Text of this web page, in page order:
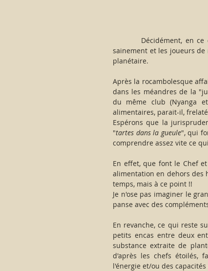
sainement et les joueurs de
planétaire.
Après la rocambolesque
dans les méandres de la
du même club (Nyanga
alimentaires, parait-il,
Espérons que la
"tartes dans la gueule", qui
comprendre assez vite ce
En effet, que font le Chef
alimentation en dehors des
temps, mais à ce point !!
Je n'ose pas imaginer le
panse avec des
En revanche, ce qui reste
petits encas entre deux
substance extraite de
d'après les chefs étoilés,
l'énergie et/ou des